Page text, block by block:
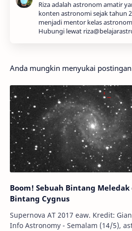
Riza adalah astronom amatir
konten astronomi sejak tahun
menjadi mentor kelas
Hubungi lewat
Anda mungkin menyukai
Boom! Sebuah Bintang Meledak
Bintang Cygnus
Supernova AT 2017 eaw. Kredit:
Info Astronomy - Semalam (14/5),